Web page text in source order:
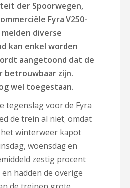
der Spoorwegen,
Fyra V250-
diverse
kan enkel worden
aangetoond dat de
betrouwbaar zijn.
wel toegestaan.
tegenslag voor de Fyra
de trein al niet, omdat
winterweer kapot
woensdag en
zestig procent
hadden de overige